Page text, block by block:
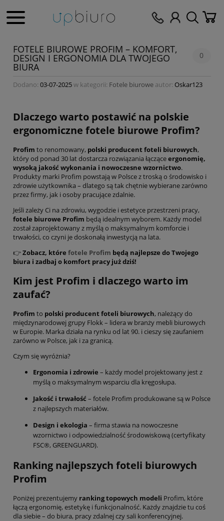
FOTELE BIUROWE PROFIM – KOMFORT,
DESIGN I ERGONOMIA DLA TWOJEGO
BIURA
0
Dodano: 03-07-2025w kategorii: Fotele biurowe autor: Oskar123
Dlaczego warto postawić na polskie
ergonomiczne fotele biurowe Profim?
Profim to renomowany, polski producent foteli biurowych,
który od ponad 30 lat dostarcza rozwiązania łącząceergonomię,
wysoką jakość wykonania i nowoczesne wzornictwo.
Produkty marki Profim powstają w Polsce z troską o środowisko i
zdrowie użytkownika – dlatego są tak chętnie wybierane zarówno
przez firmy, jak i osoby pracujące zdalnie.
Jeśli zależy Ci na zdrowiu, wygodzie i estetyce przestrzeni pracy,
fotele biurowe Profim będą idealnym wyborem. Każdy model
został zaprojektowany z myślą o maksymalnym komforcie i
trwałości, co czyni je doskonałą inwestycją na lata.
👉Zobacz, które fotele Profim będą najlepsze do Twojego
biura i zadbaj o komfort pracy już dziś!
Kim jest Profim i dlaczego warto im
zaufać?
Profim to polski producent foteli biurowych, należący do
międzynarodowej grupy Flokk – lidera w branży mebli biurowych
w Europie. Marka działa na rynku od lat 90. i cieszy się zaufaniem
zarówno w Polsce, jak i za granicą.
Czym się wyróżnia?
Ergonomia i zdrowie – każdy model projektowany jest z
myślą o maksymalnym wsparciu dla kręgosłupa.
Jakość i trwałość – fotele Profim produkowane są w Polsce
z najlepszych materiałów.
Design i ekologia – firma stawia na nowoczesne
wzornictwo i odpowiedzialność środowiskową (certyfikaty
FSC®, GREENGUARD).
Ranking najlepszych foteli biurowych
Profim
Poniżej prezentujemy ranking topowych modeli Profim, które
łączą ergonomię, estetykę i funkcjonalność. Każdy znajdzie tu coś
dla siebie – do biura, pracy zdalnej czy sali konferencyjnej.